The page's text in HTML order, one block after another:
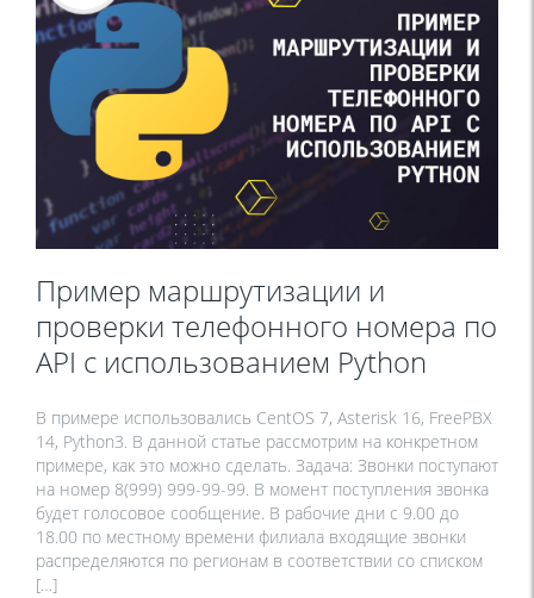
Пример маршрутизации и
проверки телефонного номера по
API с использованием Python
В примере использовались CentOS 7, Asterisk 16, FreePBX
14, Python3. В данной статье рассмотрим на конкретном
примере, как это можно сделать. Задача: Звонки поступают
на номер 8(999) 999-99-99. В момент поступления звонка
будет голосовое сообщение. В рабочие дни с 9.00 до
18.00 по местному времени филиала входящие звонки
распределяются по регионам в соответствии со списком
[…]